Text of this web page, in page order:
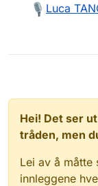
Luca
Hei! Det ser
tråden, men
Lei av å måtte
innleggene